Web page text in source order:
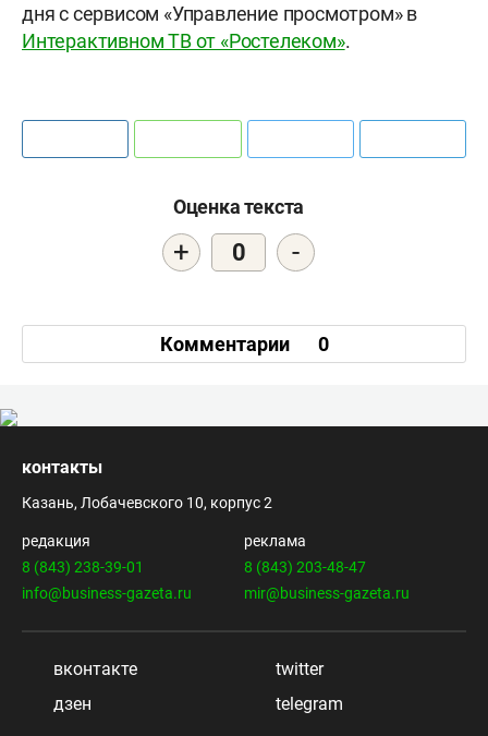
дня с сервисом «Управление просмотром» в
Интерактивном ТВ от «Ростелеком».
Оценка текста
+ 0 -
Комментарии 0
контакты
Казань, Лобачевского 10, корпус 2
редакция
8 (843) 238-39-01
info@business-gazeta.ru
реклама
8 (843) 203-48-47
mir@business-gazeta.ru
вконтакте
twitter
дзен
telegram